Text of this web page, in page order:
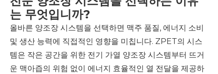
는 무엇입니까?
올바른 양조장 시스템을 선택하면 맥주 품질, 에너지 소비
및 생산 능력에 직접적인 영향을 미칩니다. ZPET의 시스
템은 작은 공간을 위한 전기 가열 양조장 시스템부터 뜨거
운 맥아즙의 위험 없이 에너지 효율적인 열 전달을 제공하